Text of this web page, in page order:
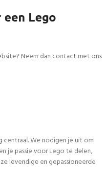
een Lego
Neem dan contact met ons
We nodigen je uit om
je passie voor Lego te delen,
levendige en gepassioneerde